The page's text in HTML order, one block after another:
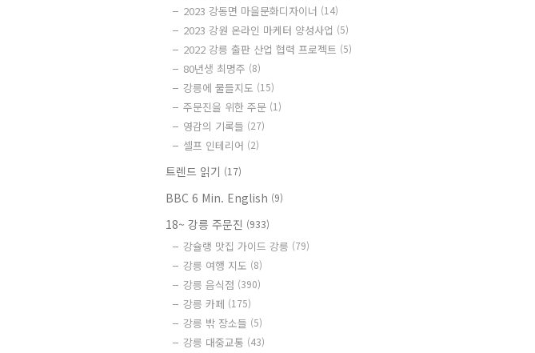
2023 강동면 마을문화디자이너 (14)
2023 강원 온라인 마케터 양성사업 (5)
2022 강릉 출판 산업 협력 프로젝트 (5)
80년생 최명주 (8)
강릉에 물들지도 (15)
주문진을 위한 주문 (1)
영감의 기록들 (27)
셀프 인테리어 (2)
트렌드 읽기 (17)
BBC 6 Min. English (9)
18~ 강릉 주문진 (933)
강슐랭 맛집 가이드 강릉 (79)
강릉 여행 지도 (8)
강릉 음식점 (390)
강릉 카페 (175)
강릉 밖 장소들 (5)
강릉 대중교통 (43)